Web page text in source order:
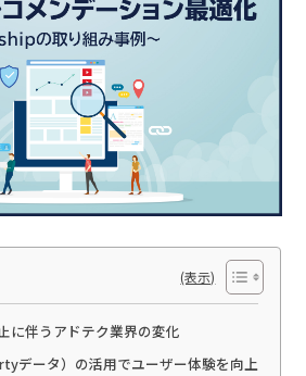
に伴うアドテク業界の変化
データ）の活用でユーザー体験を向上